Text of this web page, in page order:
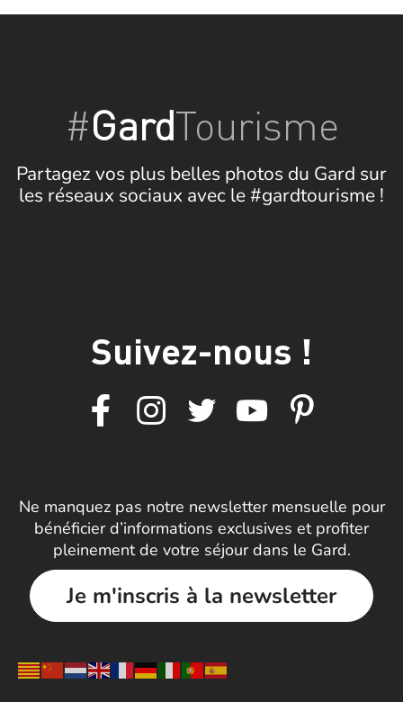
#GardTourisme
Partagez vos plus belles photos du Gard sur
les réseaux sociaux avec le #gardtourisme !
Suivez-nous !
Ne manquez pas notre newsletter mensuelle pour
bénéficier d’informations exclusives et profiter
pleinement de votre séjour dans le Gard.
Je m'inscris à la newsletter